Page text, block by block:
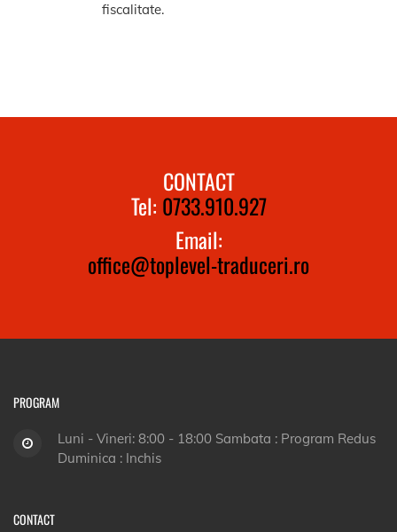
fiscalitate.
CONTACT
Tel: 0733.910.927
Email:
office@toplevel-traduceri.ro
PROGRAM
Luni - Vineri: 8:00 - 18:00 Sambata : Program Redus
Duminica : Inchis
CONTACT